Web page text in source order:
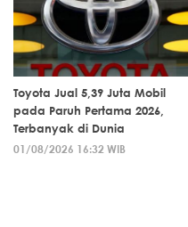
Toyota Jual 5,39 Juta Mobil
pada Paruh Pertama 2026,
Terbanyak di Dunia
01/08/2026 16:32 WIB